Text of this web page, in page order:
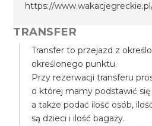
https://
TRANSFER
Transfer to przejazd z
określonego punktu.
Przy rezerwacji transferu
o której mamy podstawić
a także podać ilość osób,
są dzieci i ilość bagaży.